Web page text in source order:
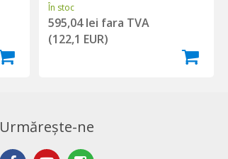
În stoc
595,04 lei fara TVA
(122,1 EUR)
Urmărește-ne